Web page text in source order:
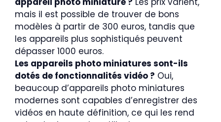
mais il est possible de trouver de bons
modèles à partir de 300 euros, tandis que
les appareils plus sophistiqués peuvent
dépasser 1000 euros.
Les appareils photo miniatures sont-ils
dotés de fonctionnalités vidéo ? Oui,
beaucoup d’appareils photo miniatures
modernes sont capables d’enregistrer des
vidéos en haute définition, ce qui les rend